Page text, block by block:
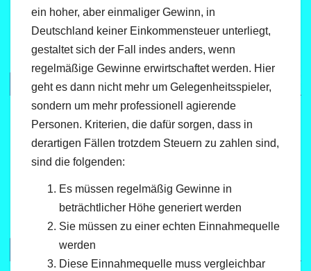
ein hoher, aber einmaliger Gewinn, in
Deutschland keiner Einkommensteuer unterliegt,
gestaltet sich der Fall indes anders, wenn
regelmäßige Gewinne erwirtschaftet werden. Hier
geht es dann nicht mehr um Gelegenheitsspieler,
sondern um mehr professionell agierende
Personen. Kriterien, die dafür sorgen, dass in
derartigen Fällen trotzdem Steuern zu zahlen sind,
sind die folgenden:
Es müssen regelmäßig Gewinne in
beträchtlicher Höhe generiert werden
Sie müssen zu einer echten Einnahmequelle
werden
Diese Einnahmequelle muss vergleichbar